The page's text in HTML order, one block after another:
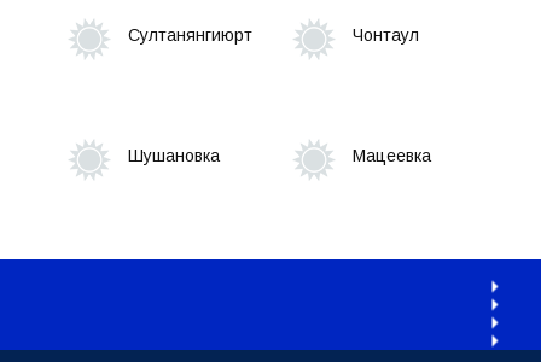
Султанянгиюрт Чонтаул
Шушановка Мацеевка